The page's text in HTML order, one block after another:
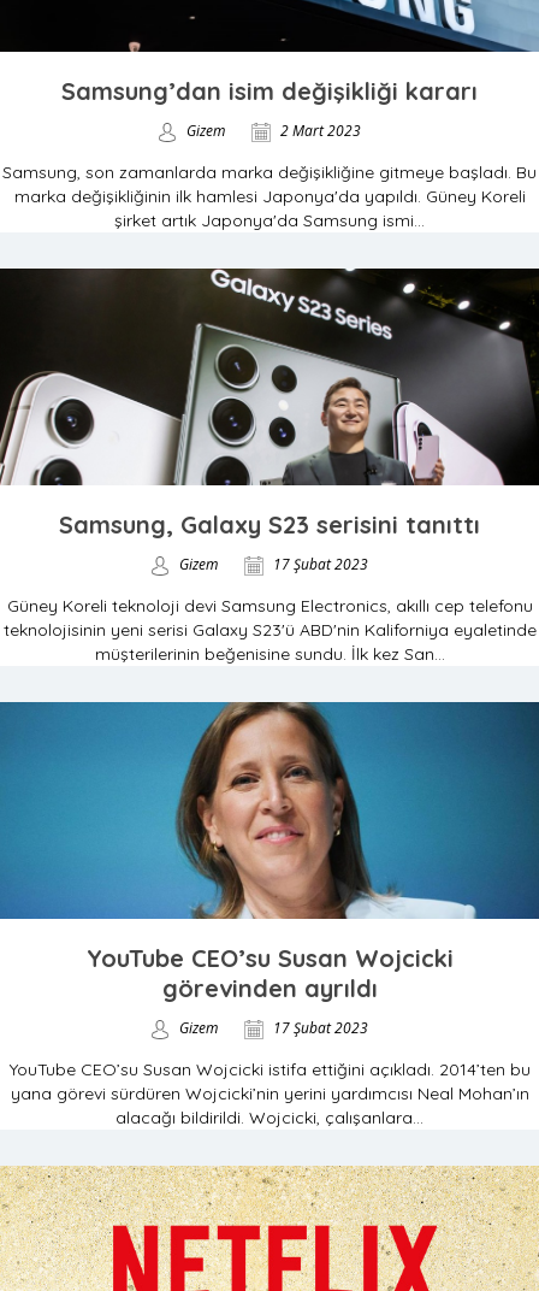
Samsung’dan isim değişikliği kararı
Gizem 2 Mart 2023
Samsung, son zamanlarda marka değişikliğine gitmeye başladı. Bu
marka değişikliğinin ilk hamlesi Japonya'da yapıldı. Güney Koreli
şirket artık Japonya'da Samsung ismi...
Samsung, Galaxy S23 serisini tanıttı
Gizem 17 Şubat 2023
Güney Koreli teknoloji devi Samsung Electronics, akıllı cep telefonu
teknolojisinin yeni serisi Galaxy S23'ü ABD'nin Kaliforniya eyaletinde
müşterilerinin beğenisine sundu. İlk kez San...
YouTube CEO’su Susan Wojcicki
görevinden ayrıldı
Gizem 17 Şubat 2023
YouTube CEO’su Susan Wojcicki istifa ettiğini açıkladı. 2014’ten bu
yana görevi sürdüren Wojcicki’nin yerini yardımcısı Neal Mohan’ın
alacağı bildirildi. Wojcicki, çalışanlara...